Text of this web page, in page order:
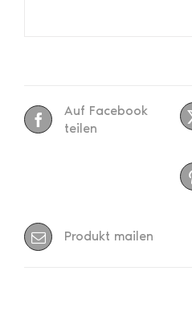
Auf Facebook
teilen
Produkt mailen